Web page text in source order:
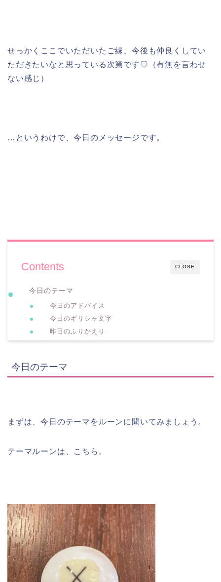
せっかくここでいただいたご縁、今後も仲良くしてい
ただきたいなと思っている次第です♡（有無を言わせ
ない感じ）
…というわけで、今日のメッセージです。
CLOSE
Contents
今日のテーマ
今日のアドバイス
今日のギリシャ文字
昨日のふりかえり
今日のテーマ
まずは、今日のテーマをルーンに聞いてみましょう。
テーマルーンは、こちら。